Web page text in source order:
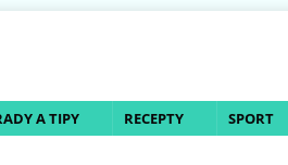
A TIPY RECEPTY SPORT